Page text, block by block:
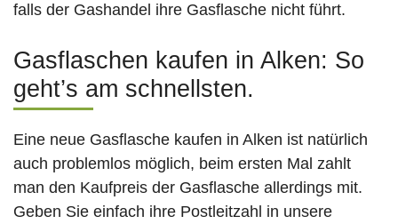
falls der Gashandel ihre Gasflasche nicht führt.
Gasflaschen kaufen in Alken: So
geht’s am schnellsten.
Eine neue Gasflasche kaufen in Alken ist natürlich
auch problemlos möglich, beim ersten Mal zahlt
man den Kaufpreis der Gasflasche allerdings mit.
Geben Sie einfach ihre Postleitzahl in unsere